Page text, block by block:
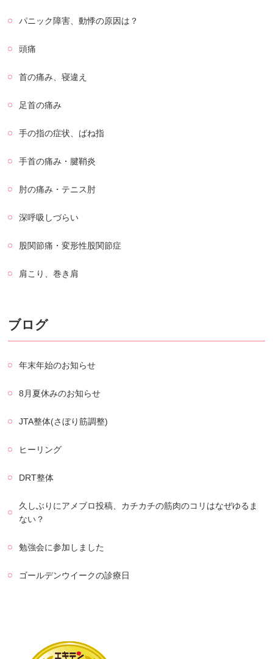
パニック障害、動悸の原因は？
頭痛
首の痛み、寝違え
足首の痛み
手の指の症状、ばね指
手首の痛み・腱鞘炎
肘の痛み・テニス肘
深呼吸しづらい
股関節痛・変形性股関節症
肩こり、巻き肩
ブログ
年末年始のお知らせ
8月夏休みのお知らせ
JTA整体(さぼり筋調整)
ヒーリング
DRT整体
久しぶりにアメブロ投稿、カチカチの筋肉のコリはなぜゆるま
ない？
勉強会に参加しました
ゴールデンウイークの診療日